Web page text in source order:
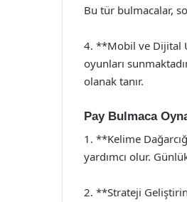
Bu tür bulmacalar,
4. **Mobil ve Dijital
oyunları
olanak tanır.
Pay Bulmaca
1. **Kelime
yardımcı olur.
2. **Strateji